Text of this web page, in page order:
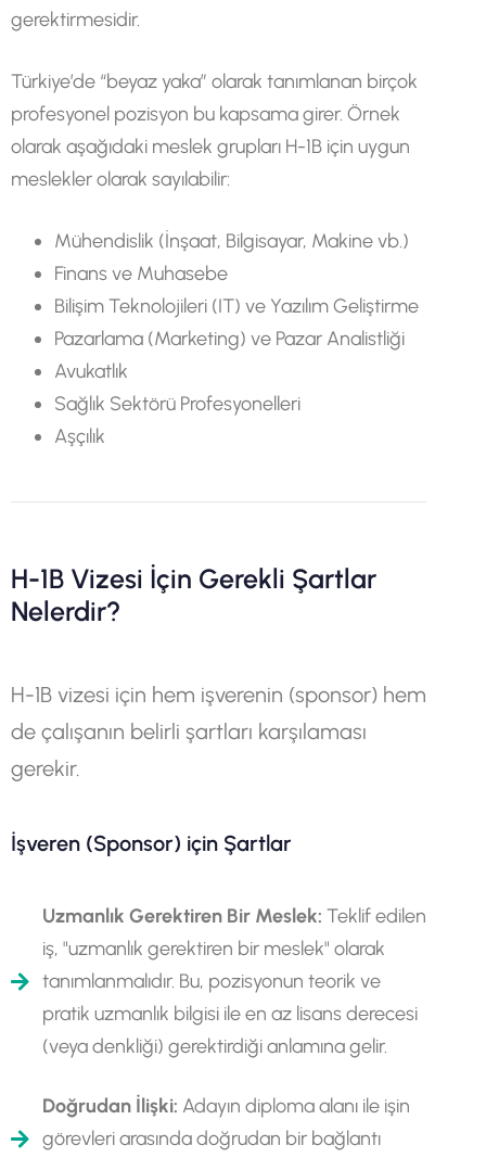
gerektirmesidir.
Türkiye’de “beyaz yaka” olarak tanımlanan birçok
profesyonel pozisyon bu kapsama girer. Örnek
olarak aşağıdaki meslek grupları H-1B için uygun
meslekler olarak sayılabilir:
Mühendislik (İnşaat, Bilgisayar, Makine vb.)
Finans ve Muhasebe
Bilişim Teknolojileri (IT) ve Yazılım Geliştirme
Pazarlama (Marketing) ve Pazar Analistliği
Avukatlık
Sağlık Sektörü Profesyonelleri
Aşçılık
H-1B Vizesi İçin Gerekli Şartlar
Nelerdir?
H-1B vizesi için hem işverenin (sponsor) hem
de çalışanın belirli şartları karşılaması
gerekir.
İşveren (Sponsor) için Şartlar
Uzmanlık Gerektiren Bir Meslek: Teklif edilen
iş, "uzmanlık gerektiren bir meslek" olarak
tanımlanmalıdır. Bu, pozisyonun teorik ve
pratik uzmanlık bilgisi ile en az lisans derecesi
(veya denkliği) gerektirdiği anlamına gelir.
Doğrudan İlişki: Adayın diploma alanı ile işin
görevleri arasında doğrudan bir bağlantı